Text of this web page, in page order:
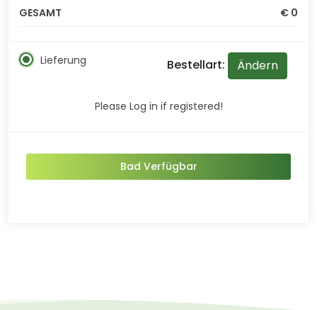
GESAMT
€ 0
Lieferung Bestellart: Ändern
Please Log in if registered!
Bad Verfügbar